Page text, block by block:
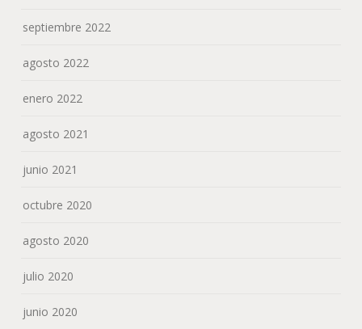
septiembre 2022
agosto 2022
enero 2022
agosto 2021
junio 2021
octubre 2020
agosto 2020
julio 2020
junio 2020